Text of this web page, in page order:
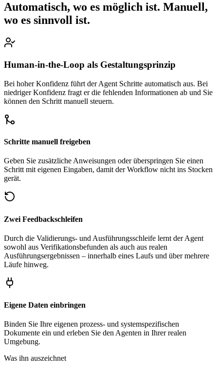
Automatisch, wo es möglich ist. Manuell,
wo es sinnvoll ist.
Human-in-the-Loop als Gestaltungsprinzip
Bei hoher Konfidenz führt der Agent Schritte automatisch aus. Bei
niedriger Konfidenz fragt er die fehlenden Informationen ab und Sie
können den Schritt manuell steuern.
Schritte manuell freigeben
Geben Sie zusätzliche Anweisungen oder überspringen Sie einen
Schritt mit eigenen Eingaben, damit der Workflow nicht ins Stocken
gerät.
Zwei Feedbackschleifen
Durch die Validierungs- und Ausführungsschleife lernt der Agent
sowohl aus Verifikationsbefunden als auch aus realen
Ausführungsergebnissen – innerhalb eines Laufs und über mehrere
Läufe hinweg.
Eigene Daten einbringen
Binden Sie Ihre eigenen prozess- und systemspezifischen
Dokumente ein und erleben Sie den Agenten in Ihrer realen
Umgebung.
Was ihn auszeichnet